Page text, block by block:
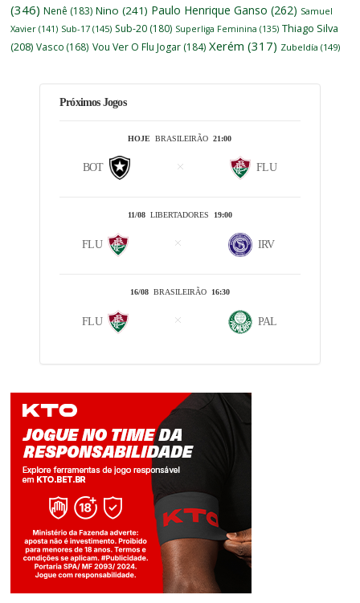
(346) Nenê (183) Nino (241) Paulo Henrique Ganso (262) Samuel
Xavier (141) Sub-17 (145) Sub-20 (180) Superliga Feminina (135) Thiago Silva
(208) Vasco (168) Vou Ver O Flu Jogar (184) Xerém (317) Zubeldía (149)
Próximos Jogos
HOJE BRASILEIRÃO21:00
BOT FLU
11/08LIBERTADORES 19:00
FLU IRV
16/08BRASILEIRÃO 16:30
FLU PAL
Jogue com responsabilidade. 18+